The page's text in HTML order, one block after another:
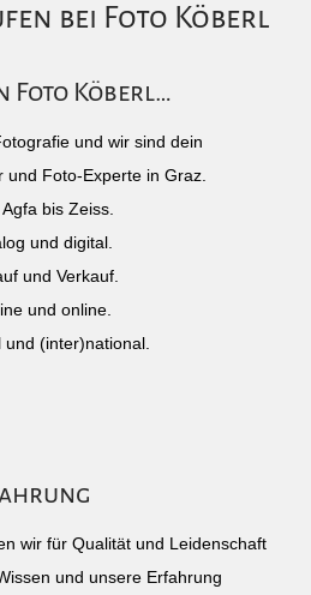
bei Foto Köberl
Foto Köberl…
und wir sind dein
und Foto-Experte in Graz.
bis Zeiss.
und digital.
und Verkauf.
und online.
und (inter)national.
wir für Qualität und Leidenschaft
und unsere Erfahrung